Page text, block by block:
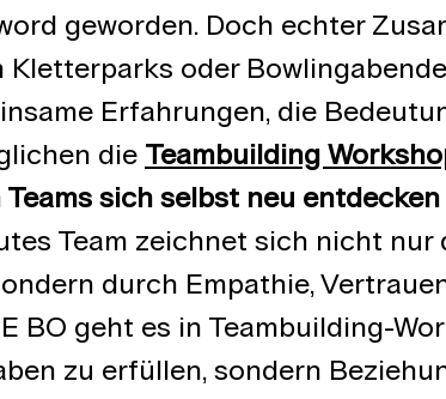
geworden. Doch echter
Kletterparks oder
Erfahrungen, die
die Teambuilding
Teams sich selbst neu entdecken
Team zeichnet sich nicht
durch Empathie,
BO geht es in Teambuilding-
zu erfüllen, sondern